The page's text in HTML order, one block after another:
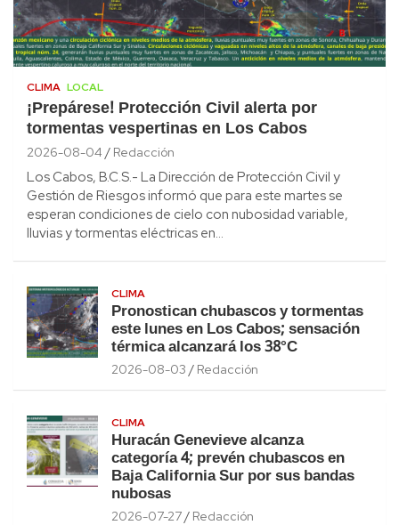
CLIMA LOCAL
¡Prepárese! Protección Civil alerta por
tormentas vespertinas en Los Cabos
2026-08-04 Redacción
Los Cabos, B.C.S.- La Dirección de Protección Civil y
Gestión de Riesgos informó que para este martes se
esperan condiciones de cielo con nubosidad variable,
lluvias y tormentas eléctricas en…
CLIMA
Pronostican chubascos y tormentas
este lunes en Los Cabos; sensación
térmica alcanzará los 38°C
2026-08-03 Redacción
CLIMA
Huracán Genevieve alcanza
categoría 4; prevén chubascos en
Baja California Sur por sus bandas
nubosas
2026-07-27 Redacción